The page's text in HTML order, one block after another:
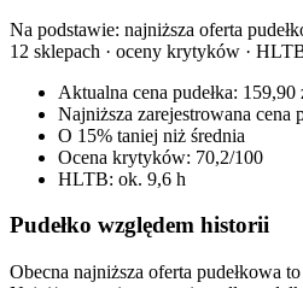
Na podstawie: najniższa oferta
12 sklepach · oceny krytyków ·
Aktualna cena pudełka: 159,90
Najniższa zarejestrowana cena
O 15% taniej niż średnia
Ocena krytyków: 70,2/100
HLTB: ok. 9,6 h
Pudełko względem historii
Obecna najniższa oferta pudełkowa